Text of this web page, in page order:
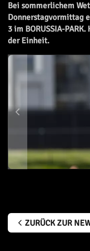
Bei sommerlichem
Donnerstagvormittag
3 im BORUSSIA-
der Einheit.
ZURÜCK ZUR